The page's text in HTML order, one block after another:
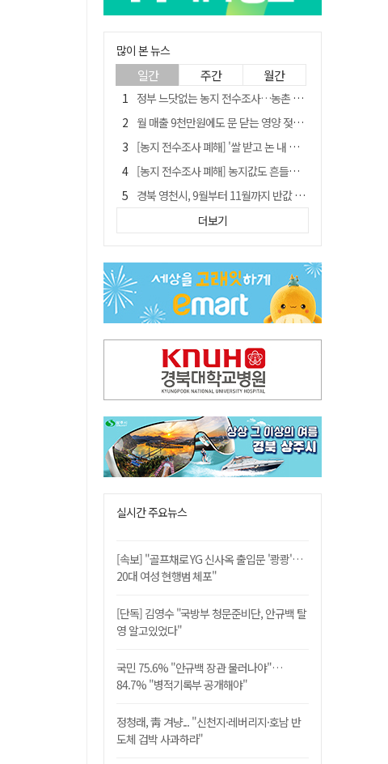
많이 본 뉴스
일간 주간 월간
정부 느닷없는 농지 전수조사…농촌 들쑤시는 '경자유전'의 칼날
월 매출 9천만원에도 문 닫는 영양 젖소농장… "일할 사람이 없어"
[농지 전수조사 폐해] '쌀 받고 논 내 준' 도지농 이제 어쩌나?
[농지 전수조사 폐해] 농지값도 흔들리나…"도지 막히면 헐값 매물 나올 수도"
경북 영천시, 9월부터 11월까지 반값 여행 혜택 제공
'솔리다임 IPO 추진설' SK하이닉스, 주가 9% 급락
[농지 전수조사 폐해] 실경작농·청년농 부담도 커진다
아쉬운 태클
TK신공항 참여 주저한 LH, 광주군공항 사업에는 앞장
더보기
실시간 주요뉴스
[속보] "골프채로 YG 신사옥 출입문 '쾅쾅'…
20대 여성 현행범 체포"
[단독] 김영수 "국방부 청문준비단, 안규백 탈
영 알고있었다"
국민 75.6% "안규백 장관 물러나야"…
84.7% "병적기록부 공개해야"
정청래, 靑 겨냥... "신천지·레버리지·호남 반
도체 겁박 사과하라"